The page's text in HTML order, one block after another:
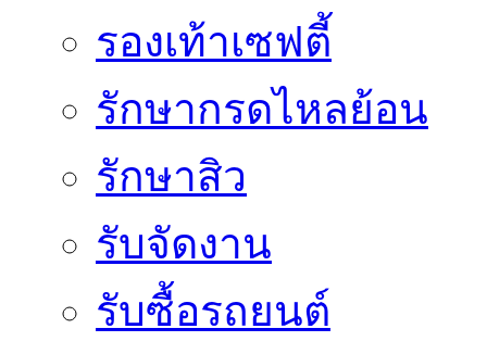
รองเท้าเซฟตี้
รักษากรดไหลย้อน
รักษาสิว
รับจัดงาน
รับซื้อรถยนต์